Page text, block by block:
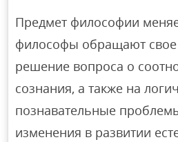
Предмет философии
философы обращают
решение вопроса о
сознания, а также на
познавательные
изменения в развитии